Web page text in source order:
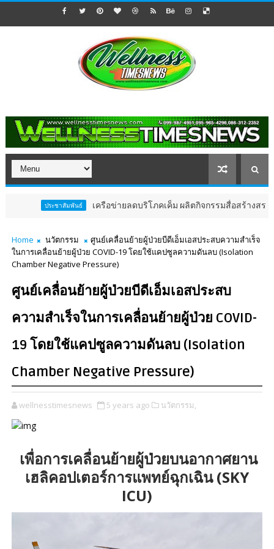
เครือข่ายลดบริโภคเค็ม ผลิตกิจกรรมสื่อสร้างสรรค์ บทเพลง
Home นวัตกรรม
ศูนย์เคลื่อนย้ายผู้ป่วยบีดีเอ็มเอสประสบความสำเร็จ
ในการเคลื่อนย้ายผู้ป่วย COVID-19 โดยใช้แคปซูลความดันลบ (Isolation
Chamber Negative Pressure)
ศูนย์เคลื่อนย้ายผู้ป่วยบีดีเอ็มเอสประสบ
ความสำเร็จในการเคลื่อนย้ายผู้ป่วย COVID-
19 โดยใช้แคปซูลความดันลบ (Isolation
Chamber Negative Pressure)
wellnesstimesnews 5 years ago นวัตกรรม,
เพื่อการเคลื่อนย้ายผู้ป่วยบนอากาศยาน
เฮลิคอปเตอร์การแพทย์ฉุกเฉิน (SKY
ICU)